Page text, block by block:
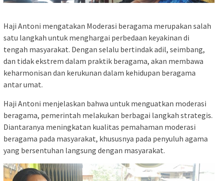
Haji Antoni mengatakan Moderasi beragama merupakan salah
satu langkah untuk menghargai perbedaan keyakinan di
tengah masyarakat. Dengan selalu bertindak adil, seimbang,
dan tidak ekstrem dalam praktik beragama, akan membawa
keharmonisan dan kerukunan dalam kehidupan beragama
antar umat.
Haji Antoni menjelaskan bahwa untuk menguatkan moderasi
beragama, pemerintah melakukan berbagai langkah strategis.
Diantaranya meningkatan kualitas pemahaman moderasi
beragama pada masyarakat, khususnya pada penyuluh agama
yang bersentuhan langsung dengan masyarakat.